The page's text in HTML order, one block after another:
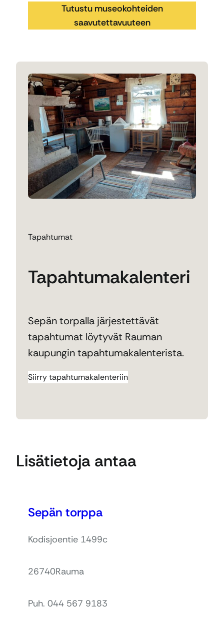
Tutustu museokohteiden
saavutettavuuteen
Tapahtumat
Tapahtumakalenteri
Sepän torpalla järjestettävät
tapahtumat löytyvät Rauman
kaupungin tapahtumakalenterista.
Siirry tapahtumakalenteriin
Lisätietoja antaa
Sepän torppa
Kodisjoentie 1499c
26740Rauma
Puh. 044 567 9183